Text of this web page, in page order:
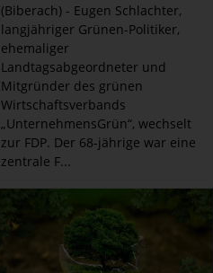
(Biberach) - Eugen Schlachter,
langjähriger Grünen-Politiker,
ehemaliger
Landtagsabgeordneter und
Mitgründer des grünen
Wirtschaftsverbands
„UnternehmensGrün“, wechselt
zur FDP. Der 68-jährige war eine
zentrale F...